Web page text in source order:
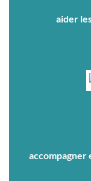
aider
accompagner